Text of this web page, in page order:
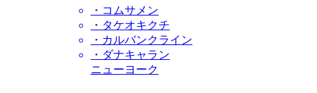
・コムサメン
・タケオキクチ
・カルバンクライン
・ダナキャラン
ニューヨーク